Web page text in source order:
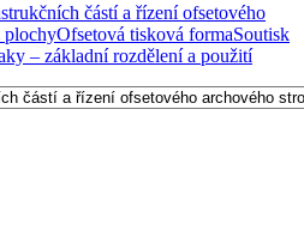
částí a řízení ofsetového
plochyOfsetová tisková formaSoutisk
– základní rozdělení a použití